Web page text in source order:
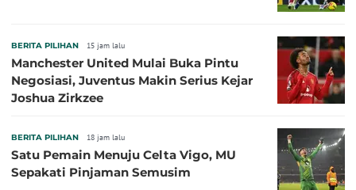
BERITA PILIHAN 15 jam lalu
Manchester United Mulai Buka Pintu
Negosiasi, Juventus Makin Serius Kejar
Joshua Zirkzee
BERITA PILIHAN 18 jam lalu
Satu Pemain Menuju Celta Vigo, MU
Sepakati Pinjaman Semusim